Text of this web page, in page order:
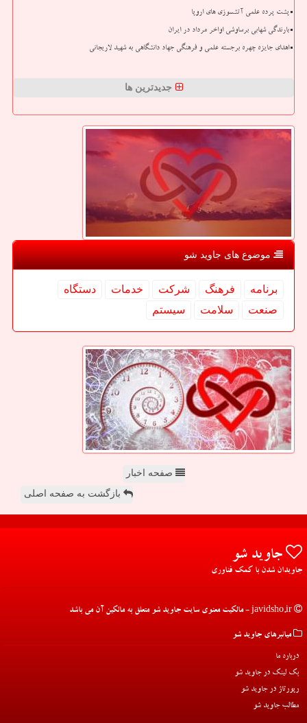
پشت پرده علمی آتشسوزی های اروپا
بارندگی شهابی برساوشی اواخر مرداد در ایران
اهدای جایزه چهره برجسته علمی و فرهنگی جهاد دانشگاهی به شهید لاریجانی
جدیدترین ها
موضوع های جاوید شو
برنامه فرهنگ شركت خدمات
دستگاه
صنعت
سلامت سیستم
صفحه اخبار
بازگشت به صفحه اصلی
جاوید شو
جاویدان شدن با کمک فناوری
میانبرهای جاوید شو
درباره ما
بک لینک در جاوید شو
رپورتاژ در جاوید شو
مطالب جاوید شو